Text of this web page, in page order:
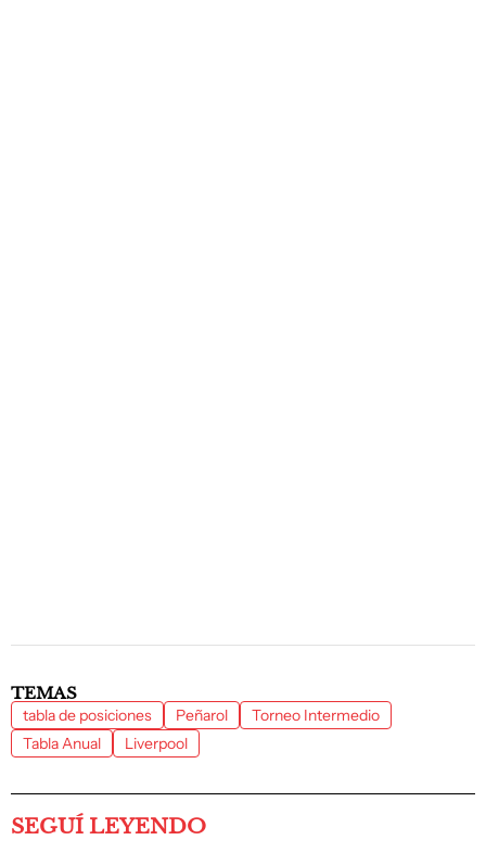
TEMAS
tabla de posiciones Peñarol
Torneo Intermedio
Tabla Anual
Liverpool
SEGUÍ LEYENDO